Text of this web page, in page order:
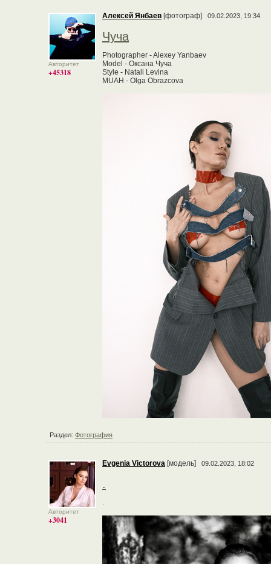
Авторитет
+45318
Алексей Янбаев [фотограф] 09.02.2023, 19:34
Чуча
Photographer - Alexey Yanbaev
Model - Оксана Чуча
Style - Natali Levina
MUAH - Olga Obrazcova
Раздел: Фотография
Авторитет
+3041
Evgenia Victorova [модель] 09.02.2023, 18:02
.
.